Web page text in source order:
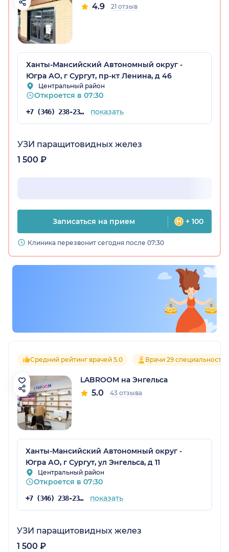
4.9 21 отзыв
Ханты-Мансийский Автономный округ -
Югра АО, г Сургут, пр-кт Ленина, д 46
Центральный район
Откроется в 07:30
+7 (346) 238-23-19 показать
УЗИ паращитовидных желез
1 500 ₽
Записаться на прием + 100
Клиника перезвонит сегодня после 07:30
Средний рейтинг врачей 5.0 Врачи 29 специальностей
LABROOM на Энгельса
5.0 43 отзыва
Ханты-Мансийский Автономный округ -
Югра АО, г Сургут, ул Энгельса, д 11
Центральный район
Откроется в 07:30
+7 (346) 238-23-19 показать
УЗИ паращитовидных желез
1 500 ₽